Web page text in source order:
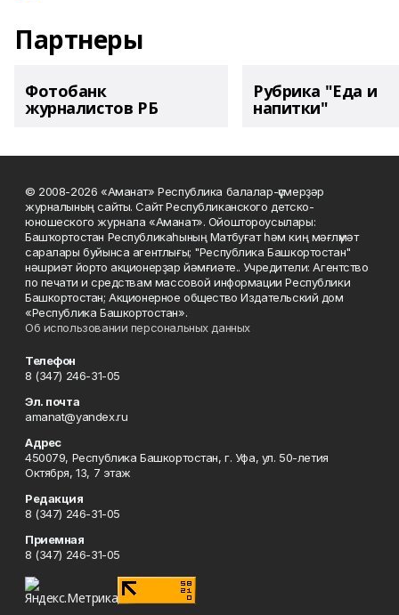
Партнеры
Фотобанк
журналистов РБ
Рубрика "Еда и
напитки"
© 2008-2026 «Аманат» Республика балалар-үҫмерҙәр
журналының сайты. Сайт Республиканского детско-
юношеского журнала «Аманат». Ойоштороусылары:
Башҡортостан Республикаһының Матбуғат һәм киң мәғлүмәт
саралары буйынса агентлығы; "Республика Башкортостан"
нәшриәт йорто акционерҙар йәмғиәте.. Учредители: Агентство
по печати и средствам массовой информации Республики
Башкортостан; Акционерное общество Издательский дом
«Республика Башкортостан».
Об использовании персональных данных
Телефон
8 (347) 246-31-05
Эл. почта
amanat@yandex.ru
Адрес
450079, Республика Башкортостан, г. Уфа, ул. 50-летия
Октября, 13, 7 этаж
Редакция
8 (347) 246-31-05
Приемная
8 (347) 246-31-05